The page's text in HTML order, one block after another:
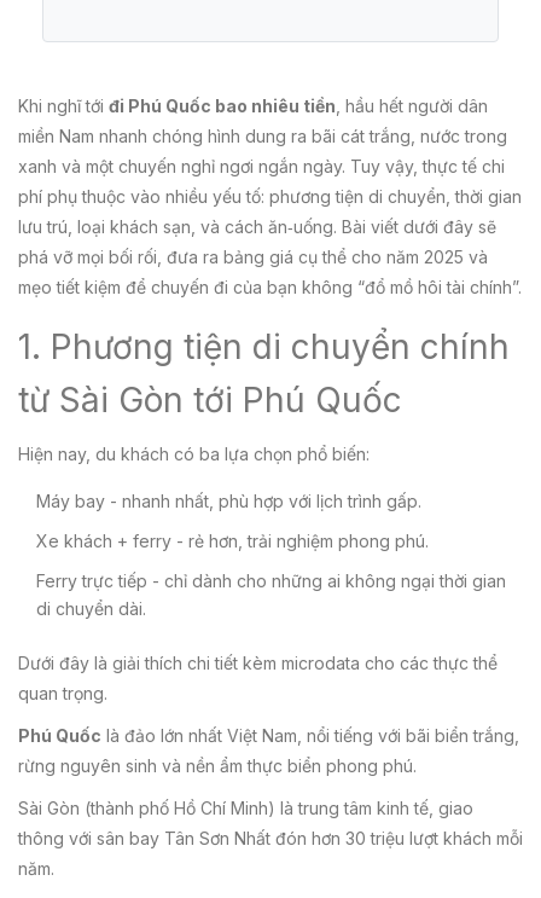
Khi nghĩ tới đi Phú Quốc bao nhiêu tiền , hầu hết người dân
miền Nam nhanh chóng hình dung ra bãi cát trắng, nước trong
xanh và một chuyến nghỉ ngơi ngắn ngày. Tuy vậy, thực tế chi
phí phụ thuộc vào nhiều yếu tố: phương tiện di chuyển, thời gian
lưu trú, loại khách sạn, và cách ăn‑uống. Bài viết dưới đây sẽ
phá vỡ mọi bối rối, đưa ra bảng giá cụ thể cho năm 2025 và
mẹo tiết kiệm để chuyến đi của bạn không “đổ mồ hôi tài chính”.
1. Phương tiện di chuyển chính
từ Sài Gòn tới Phú Quốc
Hiện nay, du khách có ba lựa chọn phổ biến:
Máy bay - nhanh nhất, phù hợp với lịch trình gấp.
Xe khách + ferry - rẻ hơn, trải nghiệm phong phú.
Ferry trực tiếp - chỉ dành cho những ai không ngại thời gian
di chuyển dài.
Dưới đây là giải thích chi tiết kèm microdata cho các thực thể
quan trọng.
Phú Quốc là đảo lớn nhất Việt Nam, nổi tiếng với bãi biển trắng,
rừng nguyên sinh và nền ẩm thực biển phong phú.
Sài Gòn (thành phố Hồ Chí Minh) là trung tâm kinh tế, giao
thông với sân bay Tân Sơn Nhất đón hơn 30 triệu lượt khách mỗi
năm.